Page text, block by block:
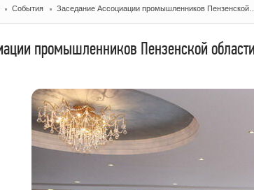
События Заседание Ассоциации промышленников Пензенской…
промышленников Пензенской